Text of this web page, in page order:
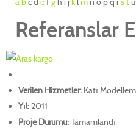
Referanslar
Verilen Hizmetler: Katı
Yıl:2011
Proje Durumu:Tamamlandı